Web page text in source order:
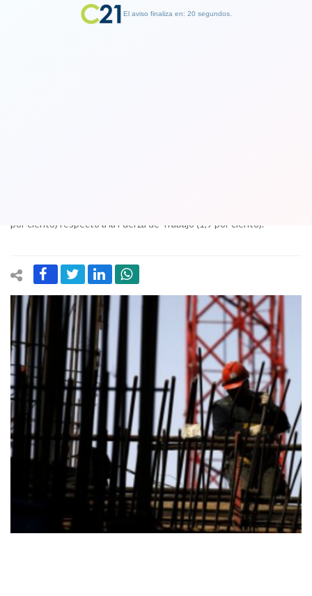
por ciento) respecto a la Fuerza de Trabajo (1,9 por ciento).
El aviso finaliza en: 19 segundos.